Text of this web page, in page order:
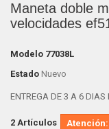
Maneta doble
velocidades
Modelo 77038L
Estado Nuevo
ENTREGA DE 3 A 6 DIAS
2 Artículos